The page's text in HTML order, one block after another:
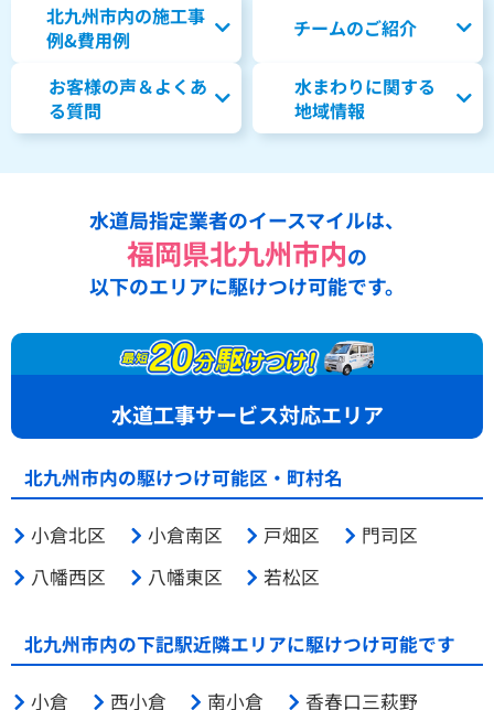
北九州市内の施工事
例&費用例
チームのご紹介
お客様の声＆よくあ
る質問
水まわりに関する
地域情報
水道局指定業者のイースマイルは、
福岡県北九州市内の
以下のエリアに駆けつけ可能です。
水道工事サービス対応エリア
北九州市内の駆けつけ可能区・町村名
小倉北区 小倉南区 戸畑区
門司区
八幡西区
八幡東区 若松区
北九州市内の下記駅近隣エリアに駆けつけ可能です
小倉 西小倉 南小倉
香春口三萩野